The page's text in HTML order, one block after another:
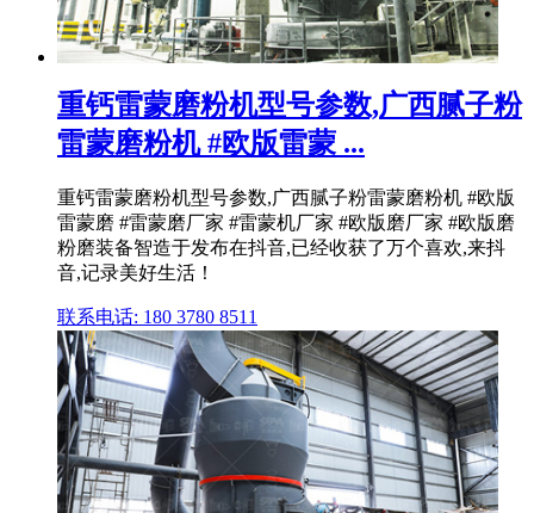
重钙雷蒙磨粉机型号参数,广西腻子粉
雷蒙磨粉机 #欧版雷蒙 ...
重钙雷蒙磨粉机型号参数,广西腻子粉雷蒙磨粉机 #欧版
雷蒙磨 #雷蒙磨厂家 #雷蒙机厂家 #欧版磨厂家 #欧版磨
粉磨装备智造于发布在抖音,已经收获了万个喜欢,来抖
音,记录美好生活！
联系电话: 180 3780 8511